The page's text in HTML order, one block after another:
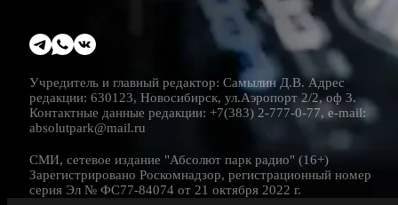
Учредитель и главный редактор: Самылин Д.В. Адрес
редакции: 630123, Новосибирск, ул.Аэропорт 2/2, оф 3.
Контактные данные редакции: +7(383) 2-777-0-77, e-mail:
absolutpark@mail.ru
СМИ, сетевое издание "Абсолют парк радио" (16+)
Зарегистрировано Роскомнадзор, регистрационный номер
серия Эл № ФС77-84074 от 21 октября 2022 г.